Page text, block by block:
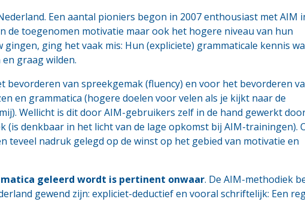
Een aantal pioniers begon in 2007 enthousiast met AIM
de toegenomen motivatie maar ook het hogere niveau van hun
ging het vaak mis: Hun (expliciete) grammaticale kennis
graag wilden.
bevorderen van spreekgemak (fluency) en voor het bevorderen
en grammatica (hogere doelen voor velen als je kijkt naar de
Wellicht is dit door AIM-gebruikers zelf in de hand gewerkt
(is denkbaar in het licht van de lage opkomst bij AIM-trainingen).
teveel nadruk gelegd op de winst op het gebied van motivatie en
geleerd wordt is pertinent onwaar. De AIM-methodiek
gewend zijn: expliciet-deductief en vooral schriftelijk: Een